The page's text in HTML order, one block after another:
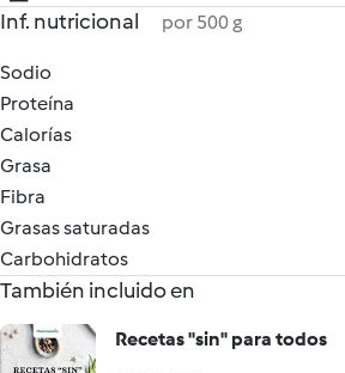
Inf. nutricional por 500 g
Sodio
Proteína
Calorías
Grasa
Fibra
Grasas saturadas
Carbohidratos
También incluido en
Recetas "sin" para todos